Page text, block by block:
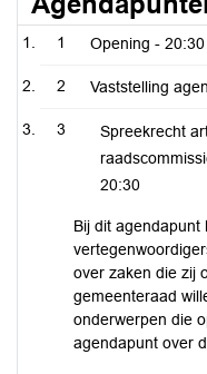
1 Opening - 20:30
2 Vaststelling
3
Spreekrecht
20:30
Bij dit agendapunt
over zaken die zij
gemeenteraad
onderwerpen die
agendapunt over